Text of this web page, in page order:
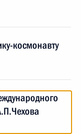
космонавту